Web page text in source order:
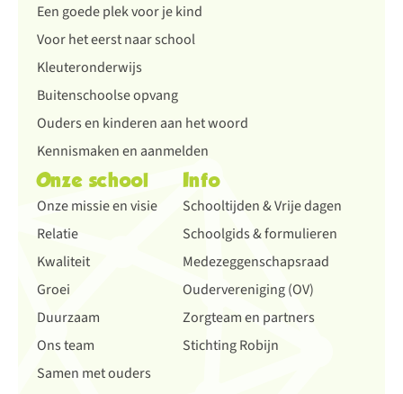
Een goede plek voor je kind
Voor het eerst naar school
Kleuteronderwijs
Buitenschoolse opvang
Ouders en kinderen aan het woord
Kennismaken en aanmelden
Onze school
Onze missie en visie
Relatie
Kwaliteit
Groei
Duurzaam
Ons team
Samen met ouders
Info
Schooltijden & Vrije dagen
Schoolgids & formulieren
Medezeggenschapsraad
Oudervereniging (OV)
Zorgteam en partners
Stichting Robijn